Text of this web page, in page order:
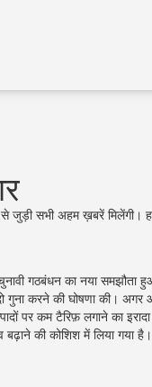
जुड़ी सभी अहम ख़बरें मिलेंगी।
गठबंधन का नया
गुना करने की घोषणा की।
पर कम टैरिफ़ लगाने का
की कोशिश में लिया गया